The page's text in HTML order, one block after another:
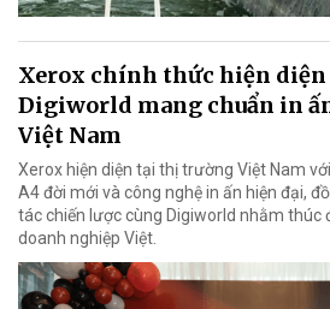
Xerox chính thức hiện diện
Digiworld mang chuẩn in
Việt Nam
Xerox hiện diện tại thị trường Việt Nam
A4 đời mới và công nghệ in ấn hiện đại,
tác chiến lược cùng Digiworld nhằm thúc
doanh nghiệp Việt.